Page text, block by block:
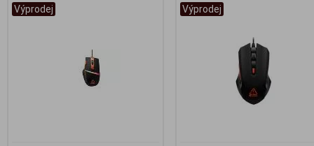
Výprodej Výprodej